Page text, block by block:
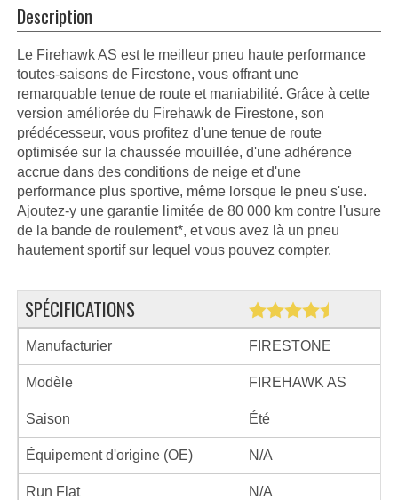
Description
Le Firehawk AS est le meilleur pneu haute performance
toutes-saisons de Firestone, vous offrant une
remarquable tenue de route et maniabilité. Grâce à cette
version améliorée du Firehawk de Firestone, son
prédécesseur, vous profitez d'une tenue de route
optimisée sur la chaussée mouillée, d'une adhérence
accrue dans des conditions de neige et d'une
performance plus sportive, même lorsque le pneu s'use.
Ajoutez-y une garantie limitée de 80 000 km contre l'usure
de la bande de roulement*, et vous avez là un pneu
hautement sportif sur lequel vous pouvez compter.
SPÉCIFICATIONS
Manufacturier FIRESTONE
Modèle FIREHAWK AS
Saison Été
Équipement d'origine (OE) N/A
Run Flat N/A